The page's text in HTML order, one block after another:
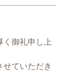
く御礼申し上
ていただき